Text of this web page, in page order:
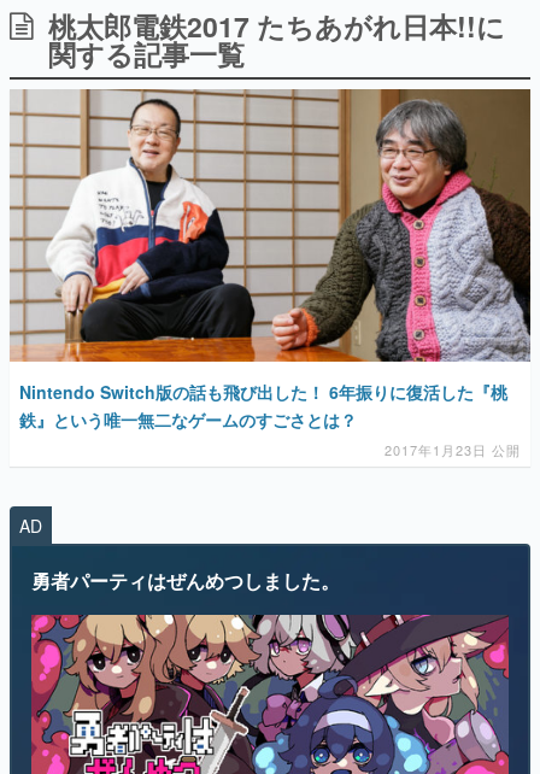
日本のコンテンツ産業やカルチャーに与えた影響を探る企
画です。
日本モバイルゲーム産業史
日本のモバイルゲーム史における主要なトピック・タイト
ルを網羅するほか、開発者へのインタビューや識者による
解説を掲載。約20年の歴史が一望できる決定版！
若ゲのいたり〜ゲームクリエイターの青春〜
『うつヌケ』『ペンと箸』等で知られるマンガ家・田中圭
一先生によるゲーム業界レポートマンガです。
なんでゲームは面白い？
ゲーム開発者・hamatsu氏がゲームの魅力を画面や操作の
具体的な形から解き明かしていく、硬派で骨太な評論連載
です。
「経験値」「裏技」「ラスボス」… ゲームにまつわる言葉
の起源や用法の変遷を、コンピューター文化史研究家・タ
イニーP氏が徹底調査。
特集記事
マンガ
女性向け
アプリレビュー
その他
桃太郎電鉄2017 たちあがれ日本!!に
関する記事一覧
Nintendo Switch版の話も飛び出した！ 6年振りに復活した『桃
鉄』という唯一無二なゲームのすごさとは？
2017年1月23日 公開
AD
勇者パーティはぜんめつしました。